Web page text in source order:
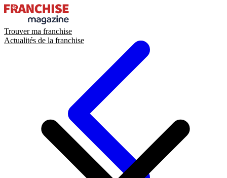
Trouver ma franchise
Actualités de la franchise